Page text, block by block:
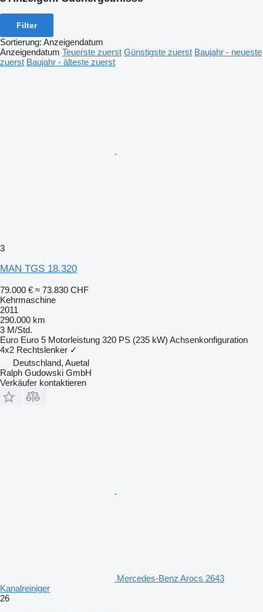
Filter
Sortierung: Anzeigendatum
Anzeigendatum Teuerste zuerst Günstigste zuerst Baujahr - neueste
zuerst Baujahr - älteste zuerst
3
MAN TGS 18.320
79.000 € ≈ 73.830 CHF
Kehrmaschine
2011
290.000 km
3 M/Std.
Euro Euro 5 Motorleistung 320 PS (235 kW) Achsenkonfiguration
4x2 Rechtslenker ✓
Deutschland, Auetal
Ralph Gudowski GmbH
Verkäufer kontaktieren
Mercedes-Benz Arocs 2643
Kanalreiniger
26